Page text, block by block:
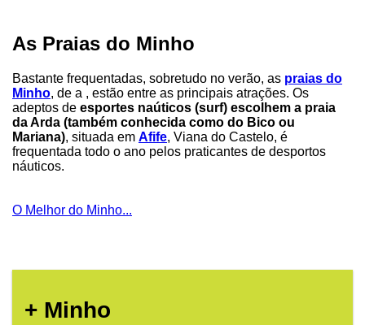
As Praias do Minho
Bastante frequentadas, sobretudo no verão, as praias do
Minho, de a , estão entre as principais atrações. Os
adeptos de esportes naúticos (surf) escolhem a praia
da Arda (também conhecida como do Bico ou
Mariana), situada em Afife, Viana do Castelo, é
frequentada todo o ano pelos praticantes de desportos
náuticos.
O Melhor do Minho...
+ Minho